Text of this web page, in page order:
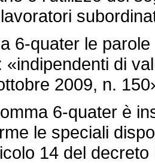
quater le parole
«indipendenti di
2009, n.
6-quater è
le speciali
14 del